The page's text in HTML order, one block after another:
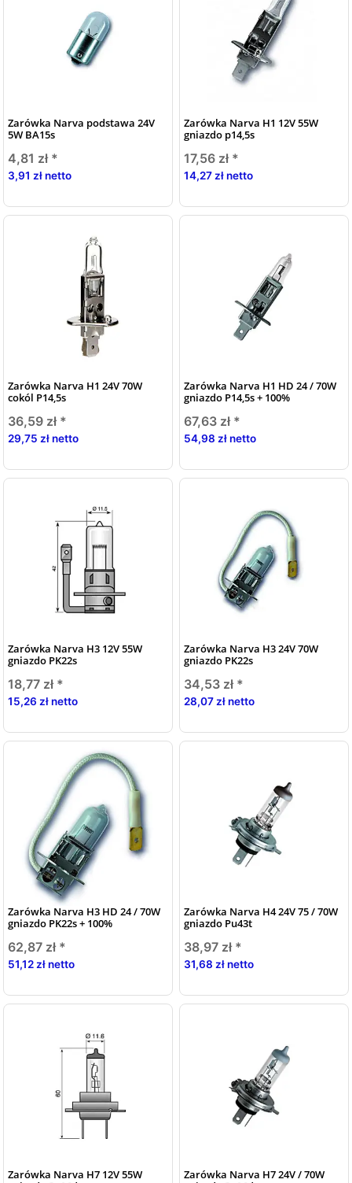
Zarówka Narva podstawa 24V
5W BA15s
4,81 zł *
3,91 zł netto
Zarówka Narva H1 12V 55W
gniazdo p14,5s
17,56 zł *
14,27 zł netto
Zarówka Narva H1 24V 70W
cokól P14,5s
36,59 zł *
29,75 zł netto
Zarówka Narva H1 HD 24 / 70W
gniazdo P14,5s + 100%
67,63 zł *
54,98 zł netto
Zarówka Narva H3 12V 55W
gniazdo PK22s
18,77 zł *
15,26 zł netto
Zarówka Narva H3 24V 70W
gniazdo PK22s
34,53 zł *
28,07 zł netto
Zarówka Narva H3 HD 24 / 70W
gniazdo PK22s + 100%
62,87 zł *
51,12 zł netto
Zarówka Narva H4 24V 75 / 70W
gniazdo Pu43t
38,97 zł *
31,68 zł netto
Zarówka Narva H7 12V 55W
Zarówka Narva H7 24V / 70W